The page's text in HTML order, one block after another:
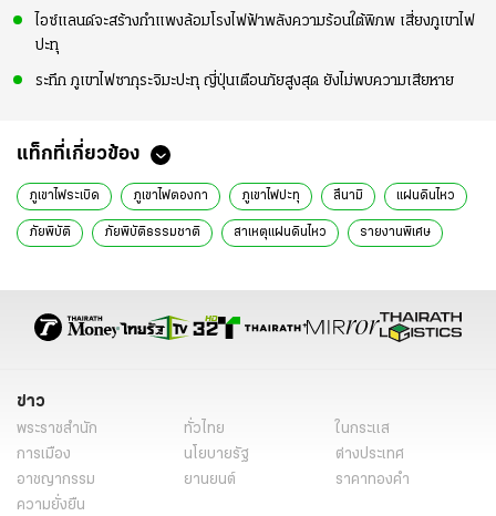
ไอซ์แลนด์จะสร้างกำแพงล้อมโรงไฟฟ้าพลังความร้อนใต้พิภพ เสี่ยงภูเขาไฟ
ปะทุ
ระทึก ภูเขาไฟซากุระจิมะปะทุ ญี่ปุ่นเตือนภัยสูงสุด ยังไม่พบความเสียหาย
แท็กที่เกี่ยวข้อง
ภูเขาไฟระเบิด ภูเขาไฟตองกา ภูเขาไฟปะทุ สึนามิ แผ่นดินไหว
ภัยพิบัติ ภัยพิบัติธรรมชาติ สาเหตุแผ่นดินไหว รายงานพิเศษ
ข่าว
พระราชสำนัก ทั่วไทย
ในกระแส
การเมือง
นโยบายรัฐ
ต่างประเทศ
อาชญากรรม
ยานยนต์
ราคาทองคำ
ความยั่งยืน